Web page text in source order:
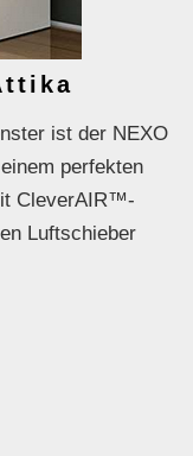
ist der NEXO
perfekten
CleverAIR™-
Luftschieber